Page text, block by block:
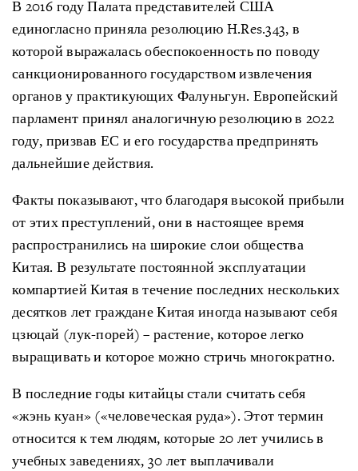
В 2016 году Палата представителей США
единогласно приняла резолюцию H.Res.343, в
которой выражалась обеспокоенность по поводу
санкционированного государством извлечения
органов у практикующих Фалуньгун. Европейский
парламент принял аналогичную резолюцию в 2022
году, призвав ЕС и его государства предпринять
дальнейшие действия.
Факты показывают, что благодаря высокой прибыли
от этих преступлений, они в настоящее время
распространились на широкие слои общества
Китая. В результате постоянной эксплуатации
компартией Китая в течение последних нескольких
десятков лет граждане Китая иногда называют себя
цзюцай (лук-порей) – растение, которое легко
выращивать и которое можно стричь многократно.
В последние годы китайцы стали считать себя
«жэнь куан» («человеческая руда»). Этот термин
относится к тем людям, которые 20 лет учились в
учебных заведениях, 30 лет выплачивали